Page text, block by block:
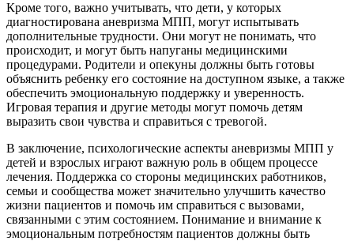
Кроме того, важно учитывать, что дети, у которых
диагностирована аневризма МПП, могут испытывать
дополнительные трудности. Они могут не понимать, что
происходит, и могут быть напуганы медицинскими
процедурами. Родители и опекуны должны быть готовы
объяснить ребенку его состояние на доступном языке, а также
обеспечить эмоциональную поддержку и уверенность.
Игровая терапия и другие методы могут помочь детям
выразить свои чувства и справиться с тревогой.
В заключение, психологические аспекты аневризмы МПП у
детей и взрослых играют важную роль в общем процессе
лечения. Поддержка со стороны медицинских работников,
семьи и сообщества может значительно улучшить качество
жизни пациентов и помочь им справиться с вызовами,
связанными с этим состоянием. Понимание и внимание к
эмоциональным потребностям пациентов должны быть